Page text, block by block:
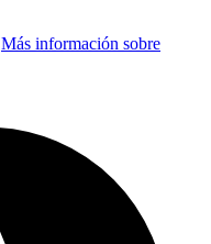
Más información sobre